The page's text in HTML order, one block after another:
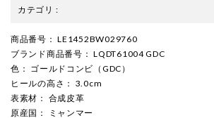
カテゴリ :
商品番号 ： LE1452BW029760
ブランド商品番号 ： LQDT61004 GDC
色 ： ゴールドコンビ（GDC）
ヒールの高さ ： 3.0cm
表素材 ： 合成皮革
原産国 ： ミャンマー